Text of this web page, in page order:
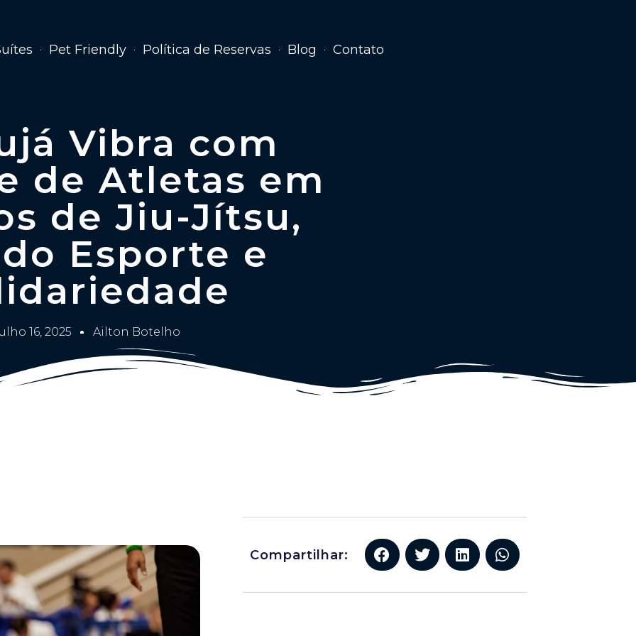
Pet Friendly Política de Reservas Blog Contato
Vibra com
de Atletas em
de Jiu-Jítsu,
Esporte e
16, 2025 Ailton Botelho
Compartilhar: